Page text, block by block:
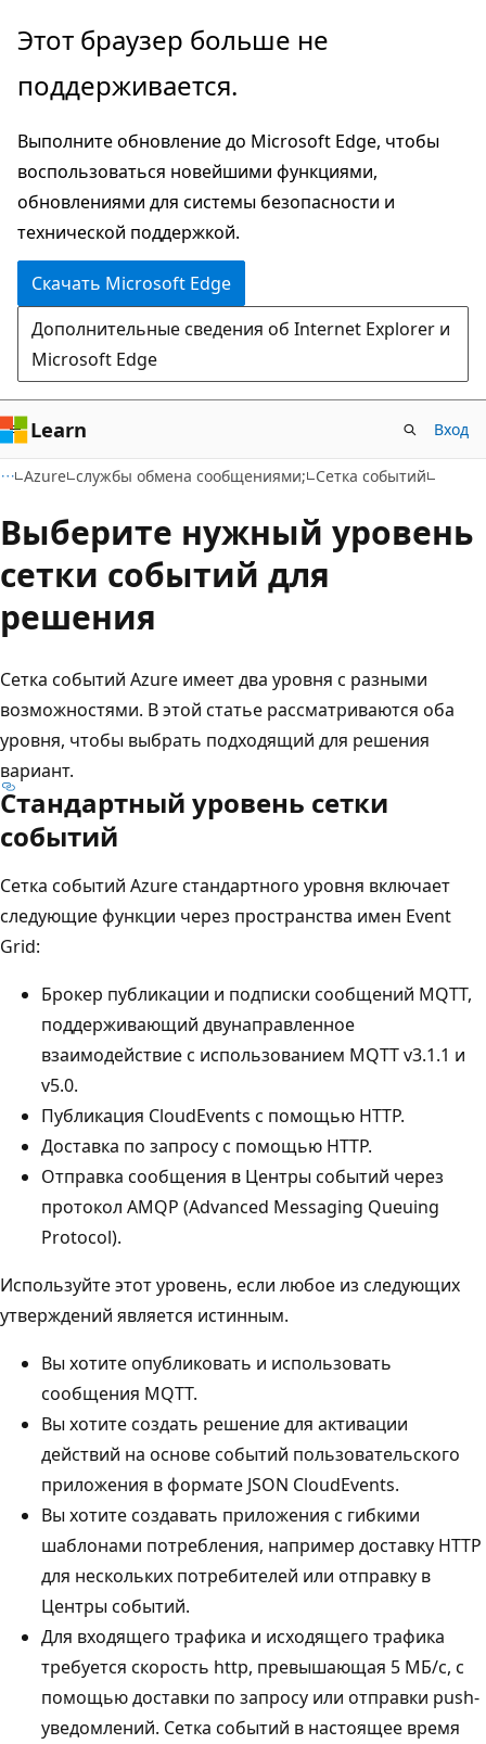
Пропустить
перейти
основному
содержимому
Этот браузер больше не
поддерживается.
Выполните обновление до Microsoft Edge, чтобы
воспользоваться новейшими функциями,
обновлениями для системы безопасности и
технической поддержкой.
Скачать Microsoft Edge
Дополнительные сведения об Internet Explorer и
Microsoft Edge
Learn Вход
Azure службы обмена сообщениями; Сетка событий
Выберите нужный уровень
сетки событий для
решения
Сетка событий Azure имеет два уровня с разными
возможностями. В этой статье рассматриваются оба
уровня, чтобы выбрать подходящий для решения
вариант.
Стандартный уровень сетки
событий
Сетка событий Azure стандартного уровня включает
следующие функции через пространства имен Event
Grid:
Брокер публикации и подписки сообщений MQTT,
поддерживающий двунаправленное
взаимодействие с использованием MQTT v3.1.1 и
v5.0.
Публикация CloudEvents с помощью HTTP.
Доставка по запросу с помощью HTTP.
Отправка сообщения в Центры событий через
протокол AMQP (Advanced Messaging Queuing
Protocol).
Используйте этот уровень, если любое из следующих
утверждений является истинным.
Вы хотите опубликовать и использовать
сообщения MQTT.
Вы хотите создать решение для активации
действий на основе событий пользовательского
приложения в формате JSON CloudEvents.
Вы хотите создавать приложения с гибкими
шаблонами потребления, например доставку HTTP
для нескольких потребителей или отправку в
Центры событий.
Для входящего трафика и исходящего трафика
требуется скорость http, превышающая 5 МБ/с, с
помощью доставки по запросу или отправки push-
уведомлений. Сетка событий в настоящее время